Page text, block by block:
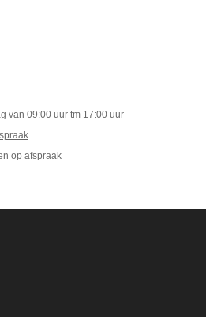
van 09:00 uur tm 17:00 uur
op afspraak